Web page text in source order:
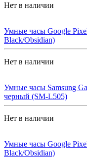
Нет в наличии
Умные часы Google
Black/Obsidian)
Нет в наличии
Умные часы Samsung
черный (SM-L505)
Нет в наличии
Умные часы Google
Black/Obsidian)